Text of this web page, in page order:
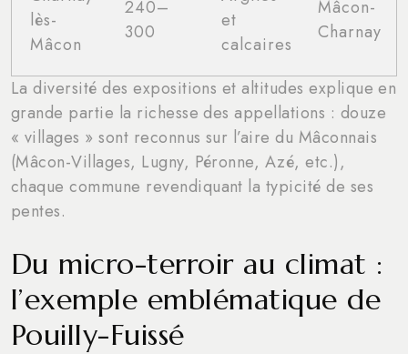
lès-
Mâcon
240–
300
et
calcaires
Mâcon-
Charnay
La diversité des expositions et altitudes explique en
grande partie la richesse des appellations : douze
« villages » sont reconnus sur l’aire du Mâconnais
(Mâcon-Villages, Lugny, Péronne, Azé, etc.),
chaque commune revendiquant la typicité de ses
pentes.
Du micro-terroir au climat :
l’exemple emblématique de
Pouilly-Fuissé